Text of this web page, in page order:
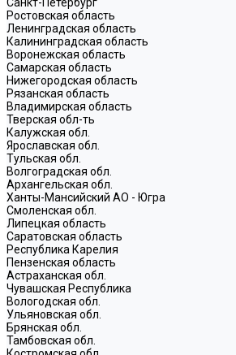
Ростовская область
Ленинградская область
Калининградская область
Воронежская область
Самарская область
Нижегородская область
Рязанская область
Владимирская область
Тверская обл-ть
Калужская обл.
Ярославская обл.
Тульская обл.
Волгоградская обл.
Архангельская обл.
Ханты-Мансийский АО - Югра
Смоленская обл.
Липецкая область
Саратовская область
Республика Карелия
Пензенская область
Астраханская обл.
Чувашская Республика
Вологодская обл.
Ульяновская обл.
Брянская обл.
Тамбовская обл.